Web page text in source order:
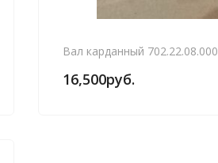
Вал карданный 702.22.08.000
16,500руб.